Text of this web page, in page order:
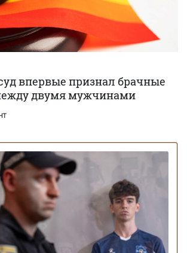
впервые признал брачные
двумя мужчинами